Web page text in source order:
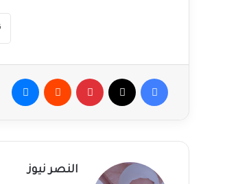
فيسبوك بينتيريست
النصر نيوز